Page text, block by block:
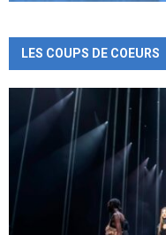
LES COUPS DE COEURS